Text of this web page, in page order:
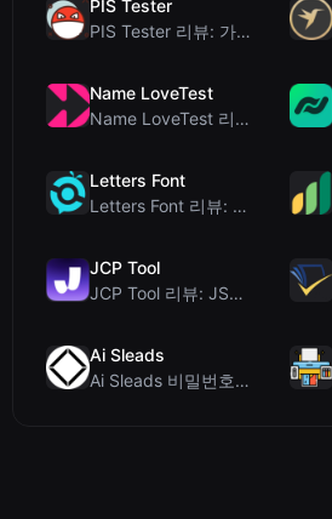
PIS Tester
PIS Tester 리뷰: 가짜 친구를 색출하는 AI 없는 우정 퀴즈
Name LoveTest
Name LoveTest 리뷰: 공유 가능한 이미지를 갖춘 개인정보 보호 중심의 연애 궁합...
Letters Font
Letters Font 리뷰: 인스타그램 등에서 사용 가능한 무료 유니코드 글꼴 생성기
JCP Tool
JCP Tool 리뷰: JSON, CSV, YAML, XML을 위한 무료 클라이언트 측 데...
Ai Sleads
Ai Sleads 비밀번호 강도 검사기 리뷰: 제로 업로드, 실시간 엔트로피 분석